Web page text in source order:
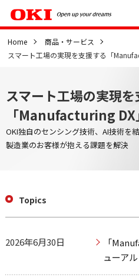
Home
商品・サービス
スマート工場の実現を支援する「
スマート工場の実現を
「Manufacturing DX
OKI独自のセンシング技術、AI技術を結
製造業のお客様が抱える課題を解決
Topics
2026年6月30日
「
ューア